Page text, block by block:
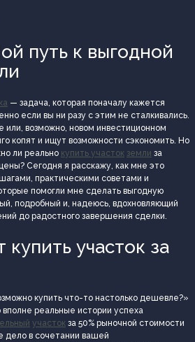
путь к выгодной
— задача, которая поначалу кажется
если вы ни разу с этим не сталкивались.
возможно, новом инвестиционном
копят и ищут возможности сэкономить. Но
ли реально купить участок земли за
Сегодня я расскажу, как мне это
практическими советами и
помогли мне сделать выгодную
подробный и, надеюсь, вдохновляющий
до радостного завершения сделки.
купить участок за
купить что-то настолько дешевле?»
реальные истории успеха
участок за 50% рыночной стоимости
дело в сочетании вашей